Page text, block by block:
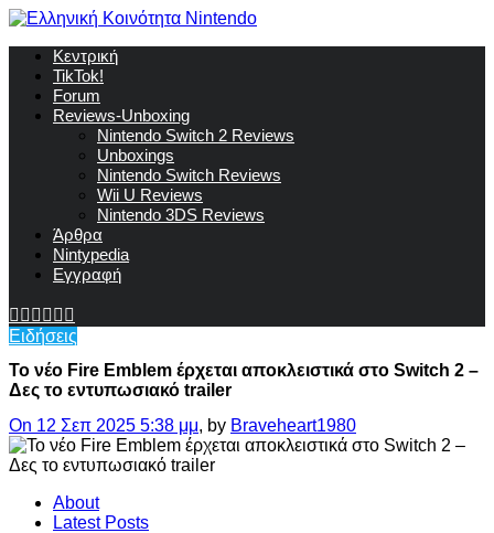
Κεντρική
TikTok!
Forum
Reviews-Unboxing
Nintendo Switch 2 Reviews
Unboxings
Nintendo Switch Reviews
Wii U Reviews
Nintendo 3DS Reviews
Άρθρα
Nintypedia
Εγγραφή
Ειδήσεις
To νέο Fire Emblem έρχεται αποκλειστικά στο Switch 2 –
Δες το εντυπωσιακό trailer
On 12 Σεπ 2025 5:38 μμ, by Braveheart1980
About
Latest Posts